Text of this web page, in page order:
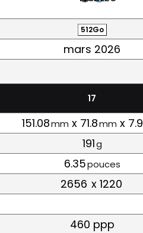
512Go
mars 2026
17
151.08mm x 71.8mm x 7.9
191g
6.35pouces
2656 x 1220
460 ppp